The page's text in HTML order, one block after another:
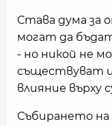
Става дума за
могат да
- но никой не
съществуват
влияние върху
Събирането на